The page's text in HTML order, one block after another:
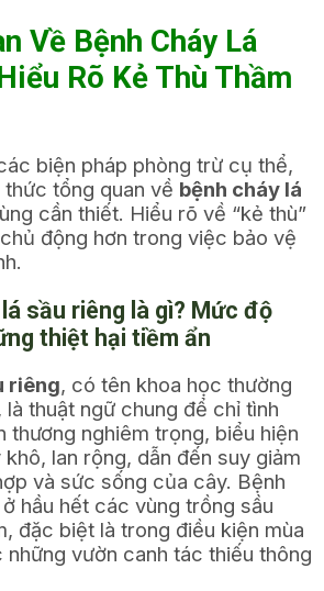
Về Bệnh Cháy Lá
Rõ Kẻ Thù Thầm
biện pháp phòng trừ cụ thể,
tổng quan về bệnh cháy lá
cần thiết. Hiểu rõ về “kẻ thù”
động hơn trong việc bảo vệ
sầu riêng là gì? Mức độ
thiệt hại tiềm ẩn
riêng, có tên khoa học thường
thuật ngữ chung để chỉ tình
thương nghiêm trọng, biểu hiện
lan rộng, dẫn đến suy giảm
và sức sống của cây. Bệnh
hầu hết các vùng trồng sầu
đặc biệt là trong điều kiện mùa
những vườn canh tác thiếu thông